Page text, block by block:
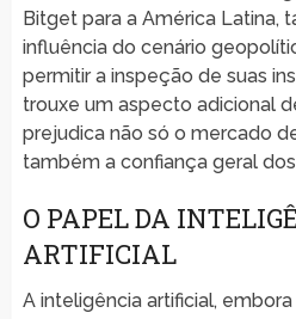
Bitget para a América Latina,
influência do cenário
permitir a inspeção de suas
trouxe um aspecto adicional
prejudica não só o mercado
também a confiança geral
O PAPEL DA
ARTIFICIAL
A inteligência artificial,